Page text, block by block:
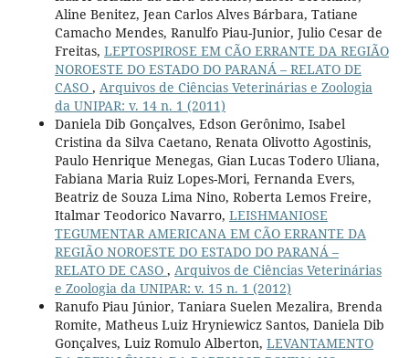
Aline Benitez, Jean Carlos Alves Bárbara, Tatiane
Camacho Mendes, Ranulfo Piau-Junior, Julio Cesar de
Freitas, LEPTOSPIROSE EM CÃO ERRANTE DA REGIÃO
NOROESTE DO ESTADO DO PARANÁ – RELATO DE
CASO , Arquivos de Ciências Veterinárias e Zoologia
da UNIPAR: v. 14 n. 1 (2011)
Daniela Dib Gonçalves, Edson Gerônimo, Isabel
Cristina da Silva Caetano, Renata Olivotto Agostinis,
Paulo Henrique Menegas, Gian Lucas Todero Uliana,
Fabiana Maria Ruiz Lopes-Mori, Fernanda Evers,
Beatriz de Souza Lima Nino, Roberta Lemos Freire,
Italmar Teodorico Navarro, LEISHMANIOSE
TEGUMENTAR AMERICANA EM CÃO ERRANTE DA
REGIÃO NOROESTE DO ESTADO DO PARANÁ –
RELATO DE CASO , Arquivos de Ciências Veterinárias
e Zoologia da UNIPAR: v. 15 n. 1 (2012)
Ranufo Piau Júnior, Taniara Suelen Mezalira, Brenda
Romite, Matheus Luiz Hryniewicz Santos, Daniela Dib
Gonçalves, Luiz Romulo Alberton, LEVANTAMENTO